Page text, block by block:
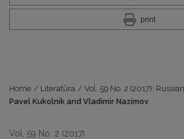
print
Home / Literatūra / Vol. 59 No. 2 (2017):
Pavel Kukolnik and Vladimir Nazimov
Vol. 59 No. 2 (2017)